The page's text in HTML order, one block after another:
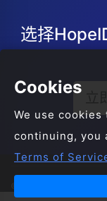
选择
© 2008-2026 HopeIDC
Cookies
We use
continuing, you
Terms of